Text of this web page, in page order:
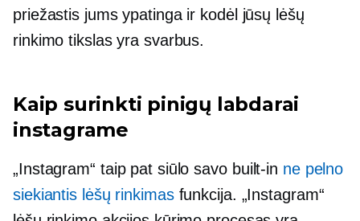
priežastis jums ypatinga ir kodėl jūsų lėšų
rinkimo tikslas yra svarbus.
Kaip surinkti pinigų labdarai
instagrame
„Instagram“ taip pat siūlo savo built-in ne pelno
siekiantis lėšų rinkimasfunkcija. „Instagram“